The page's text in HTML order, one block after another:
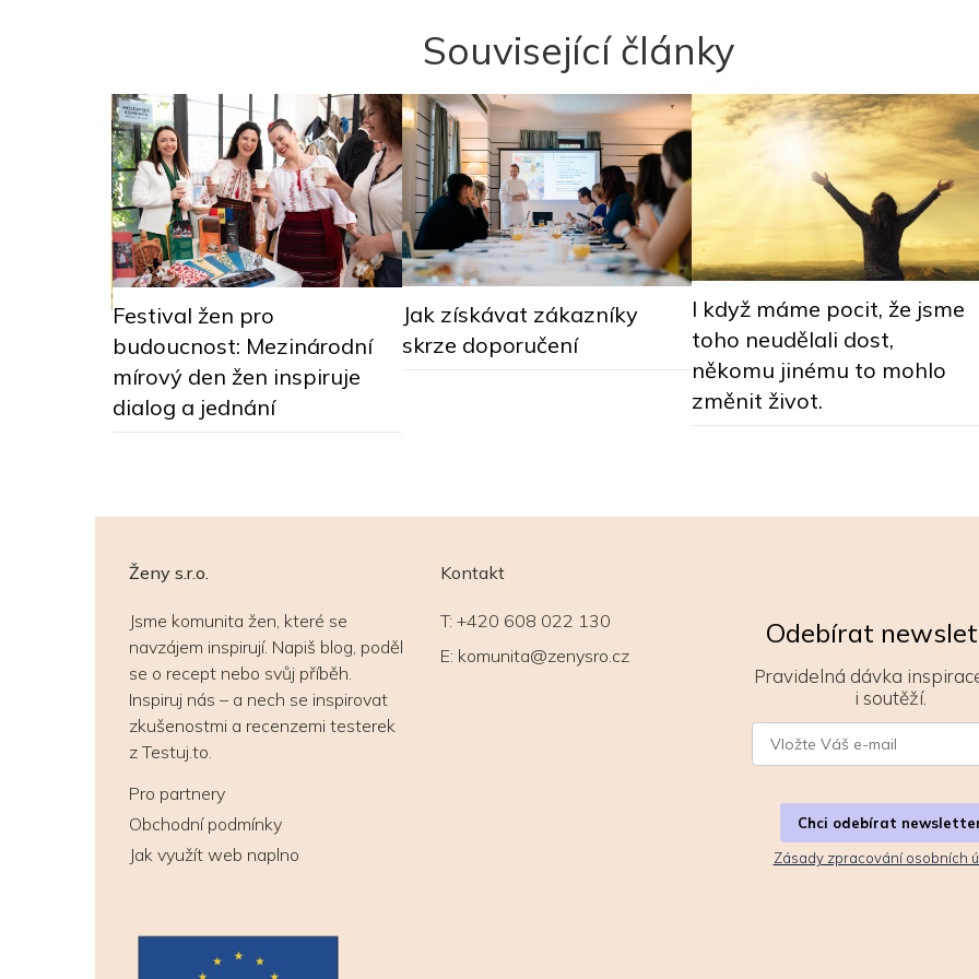
Související články
Festival žen pro
budoucnost: Mezinárodní
mírový den žen inspiruje
dialog a jednání
Jak získávat zákazníky
skrze doporučení
I když máme pocit, že jsme
toho neudělali dost,
někomu jinému to mohlo
změnit život.
Ženy s.r.o.
Jsme komunita žen, které se
navzájem inspirují. Napiš blog, poděl
se o recept nebo svůj příběh.
Inspiruj nás – a nech se inspirovat
zkušenostmi a recenzemi testerek
z Testuj.to.
Pro partnery
Obchodní podmínky
Jak využít web naplno
Kontakt
T: +420 608 022 130
E: komunita@zenysro.cz
Odebírat
Pravidelná dávka
i soutěží.
Chci odebírat
Zásady zpracování osobních